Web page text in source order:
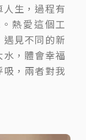
生，過程有
熱愛這個工
見不同的新
，體會幸福
，兩者對我